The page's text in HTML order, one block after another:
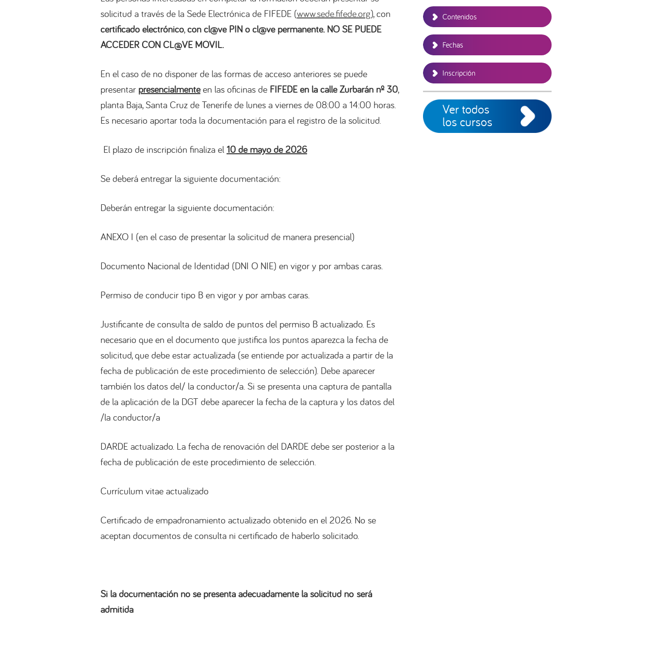
solicitud a través de la Sede Electrónica de FIFEDE (www.sede.fifede.org), con
certificado electrónico,con cl@ve PIN o cl@ve permanente. NO SE PUEDE
ACCEDER CON CL@VE MÓVIL.
En el caso de no disponer de las formas de acceso anteriores se puede
presentar presencialmenteen las oficinas de FIFEDE en la calle Zurbarán nº 30,
planta Baja, Santa Cruz de Tenerife de lunes a viernes de 08:00 a 14:00 horas.
Es necesario aportar toda la documentación para el registro de la solicitud.
El plazo de inscripción finaliza el 10 de mayo de 2026
Se deberá entregar la siguiente documentación:
Deberán entregar la siguiente documentación:
ANEXO I (en el caso de presentar la solicitud de manera presencial)
Documento Nacional de Identidad (DNI O NIE) en vigor y por ambas caras.
Permiso de conducir tipo B en vigor y por ambas caras.
Justificante de consulta de saldo de puntos del permiso B actualizado. Es
necesario que en el documento que justifica los puntos aparezca la fecha de
solicitud, que debe estar actualizada (se entiende por actualizada a partir de la
fecha de publicación de este procedimiento de selección). Debe aparecer
también los datos del/ la conductor/a. Si se presenta una captura de pantalla
de la aplicación de la DGT debe aparecer la fecha de la captura y los datos del
/la conductor/a
DARDE actualizado. La fecha de renovación del DARDE debe ser posterior a la
fecha de publicación de este procedimiento de selección.
Currículum vitae actualizado
Certificado de empadronamiento actualizado obtenido en el 2026. No se
aceptan documentos de consulta ni certificado de haberlo solicitado.
Si la documentación no se presenta adecuadamente la solicitud no será
admitida
Contenidos
Fechas
Inscripción
Ver todos
los cursos